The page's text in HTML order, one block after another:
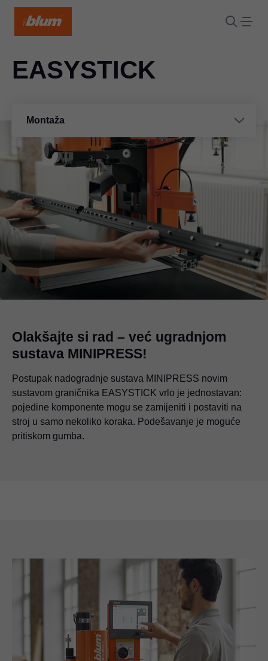
Montaža
EASYSTICK
Olakšajte si rad – već ugradnjom
sustava MINIPRESS!
Postupak nadogradnje sustava MINIPRESS novim
sustavom graničnika EASYSTICK vrlo je jednostavan:
pojedine komponente mogu se zamijeniti i postaviti na
stroj u samo nekoliko koraka. Podešavanje je moguće
pritiskom gumba.